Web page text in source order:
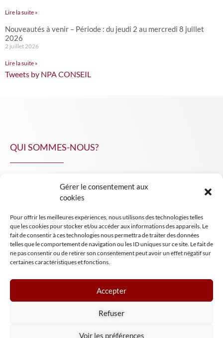
Gérer le consentement aux
cookies
Pour offrir les meilleures expériences, nous utilisons des technologies telles
que les cookies pour stocker et/ou accéder aux informations des appareils. Le
fait de consentir à ces technologies nous permettra de traiter des données
telles que le comportement de navigation ou les ID uniques sur ce site. Le fait de
ne pas consentir ou de retirer son consentement peut avoir un effet négatif sur
certaines caractéristiques et fonctions.
Accepter
Refuser
Voir les préférences
Lire la suite »
Nouveautés à venir – Période : du jeudi 2 au mercredi 8 juillet
2026
2 juillet 2026
Lire la suite »
Tweets by NPA CONSEIL
QUI SOMMES-NOUS?
INSIGHT NPA
Mentions légales
Tous droits réservés NPA Conseil